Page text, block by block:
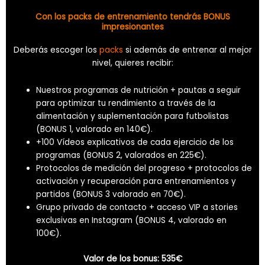
Con los packs de entrenamiento tendrás BONUS
impresionantes
Deberás escoger los packs si además de entrenar al mejor
nivel, quieres recibir:
Nuestros programas de nutrición + pautas a seguir
para optimizar tu rendimiento a través de la
alimentación y suplementación para futbolistas
(BONUS 1, valorado en 140€).
+100 Vídeos explicativos de cada ejercicio de los
programas (BONUS 2, valorados en 225€).
Protocolos de medición del progreso + protocolos de
activación y recuperación para entrenamientos y
partidos (BONUS 3 valorado en 70€).
Grupo privado de contacto + acceso VIP a stories
exclusivas en Instagram (BONUS 4, valorado en
100€).
Valor de los bonus: 535€